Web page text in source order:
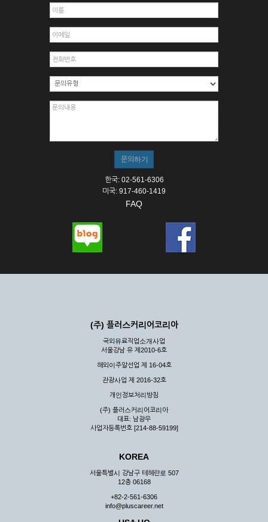
한국: 02-561-6306
미국: 917-460-1419
FAQ
(주) 플러스커리어코리아
국외유료직업소개사업
서울강남 유 제2010-6호
해외이주알선업 제 16-04호
관광사업 제 2016-32호
개인정보처리방침
(주) 플러스커리어코리아
대표: 남광우
사업자등록번호 [214-88-59199]
KOREA
서울특별시 강남구 테헤란로 507
12층 06168
+82-2-561-6306
info@pluscareer.net